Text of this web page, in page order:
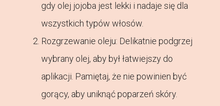
gdy olej jojoba jest lekki i nadaje się dla
wszystkich typów włosów.
Rozgrzewanie oleju: Delikatnie podgrzej
wybrany olej, aby był łatwiejszy do
aplikacji. Pamiętaj, że nie powinien być
gorący, aby uniknąć poparzeń skóry.